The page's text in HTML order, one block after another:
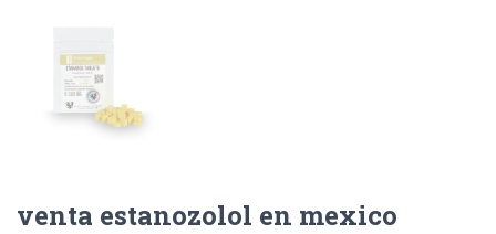
venta estanozolol en mexico